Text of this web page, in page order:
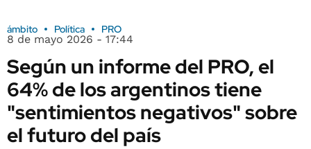
ámbito Política PRO
8 de mayo 2026 - 17:44
Según un informe del PRO, el
64% de los argentinos tiene
"sentimientos negativos" sobre
el futuro del país